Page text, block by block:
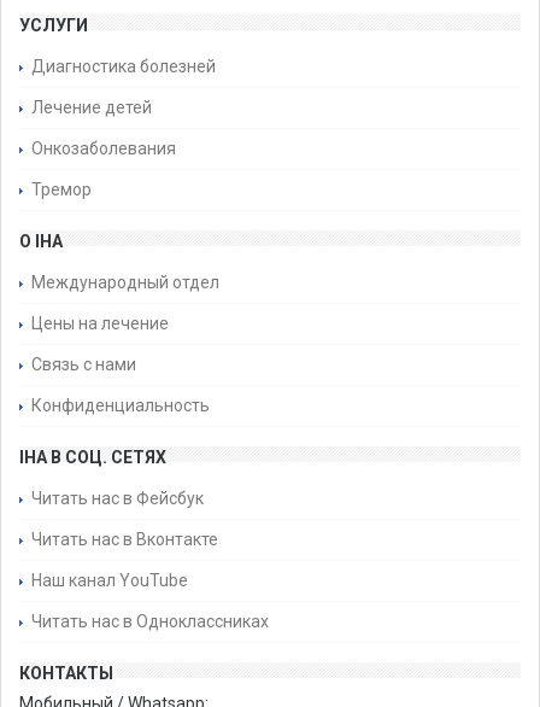
УСЛУГИ
Диагностика болезней
Лечение детей
Онкозаболевания
Тремор
О IHA
Международный отдел
Цены на лечение
Связь с нами
Конфиденциальность
IHA В СОЦ. СЕТЯХ
Читать нас в Фейсбук
Читать нас в Вконтакте
Наш канал YouTube
Читать нас в Одноклассниках
КОНТАКТЫ